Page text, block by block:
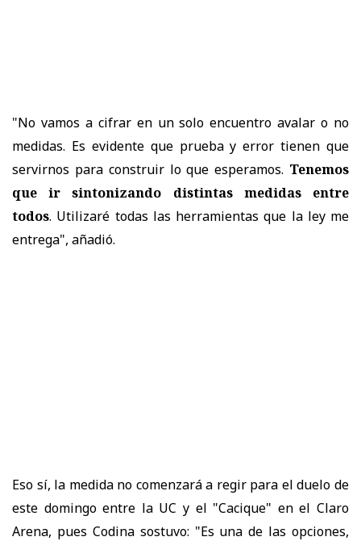
"No vamos a cifrar en un solo encuentro avalar o no
medidas. Es evidente que prueba y error tienen que
servirnos para construir lo que esperamos. Tenemos
que ir sintonizando distintas medidas entre
todos. Utilizaré todas las herramientas que la ley me
entrega", añadió.
Eso sí, la medida no comenzará a regir para el duelo de
este domingo entre la UC y el "Cacique" en el Claro
Arena, pues Codina sostuvo: "Es una de las opciones,